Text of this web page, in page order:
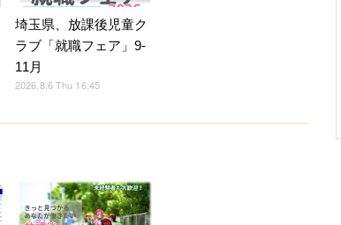
埼玉県、放課後児童ク
ラブ「就職フェア」9-
11月
2026.8.6 Thu 16:45